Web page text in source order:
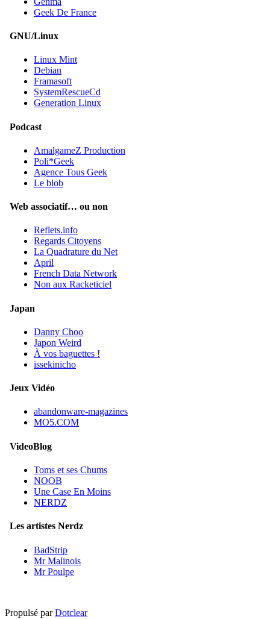
Geek De France
GNU/Linux
Linux Mint
Debian
Framasoft
SystemRescueCd
Generation Linux
Podcast
AmalgameZ Production
Poli*Geek
Agence Tous Geek
Le blob
Web associatif… ou non
Reflets.info
Regards Citoyens
La Quadrature du Net
April
French Data Network
Non aux Racketiciel
Japan
Danny Choo
Japon Weird
À vos baguettes !
issekinicho
Jeux Vidéo
abandonware-magazines
MO5.COM
VideoBlog
Toms et ses Chums
NOOB
Une Case En Moins
NERDZ
Les artistes Nerdz
BadStrip
Mr Malinois
Mr Poulpe
Propulsé parDotclear